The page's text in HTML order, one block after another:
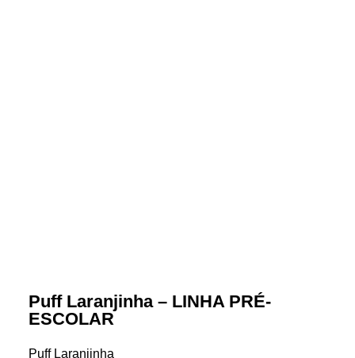
Puff Laranjinha – LINHA PRÉ-
ESCOLAR
Puff Laranjinha